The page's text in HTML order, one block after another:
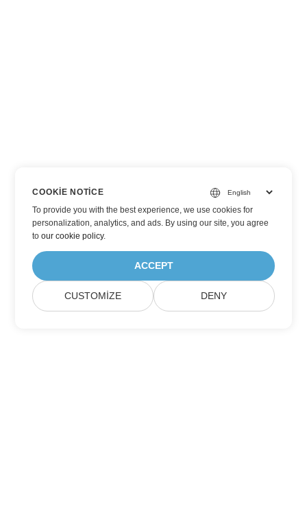
COOKIE NOTICE
To provide you with the best experience, we use cookies for
personalization, analytics, and ads. By using our site, you agree
toour cookie policy.
ACCEPT
CUSTOMIZE DENY